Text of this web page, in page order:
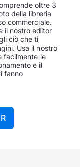
oltre 3
della libreria
commerciale.
il nostro editor
ciò che ti
Usa il nostro
facilmente le
e il
fanno